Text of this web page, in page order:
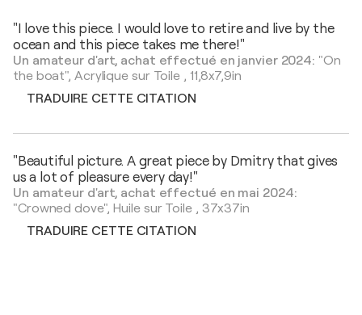
"I love this piece. I would love to retire and live by the
ocean and this piece takes me there!"
Un amateur d'art, achat effectué en janvier 2024: "On
the boat", Acrylique sur Toile , 11,8x7,9in
TRADUIRE CETTE CITATION
"Beautiful picture. A great piece by Dmitry that gives
us a lot of pleasure every day!"
Un amateur d'art, achat effectué en mai 2024:
"Crowned dove", Huile sur Toile, 37x37in
TRADUIRE CETTE CITATION